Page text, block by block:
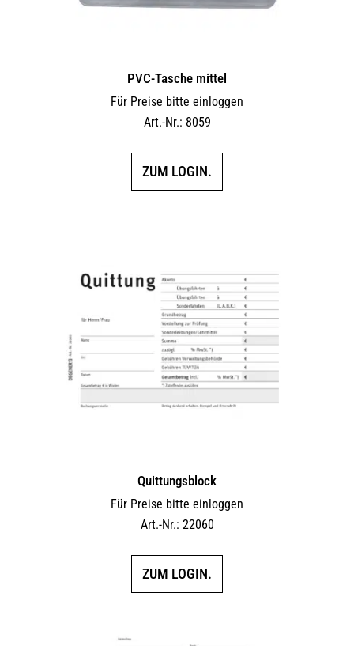
PVC-Tasche mittel
Für Preise bitte einloggen
Art.-Nr.: 8059
ZUM LOGIN.
Quittungsblock
Für Preise bitte einloggen
Art.-Nr.: 22060
ZUM LOGIN.